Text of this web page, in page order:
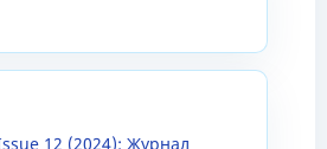
12 (2024): Журнал